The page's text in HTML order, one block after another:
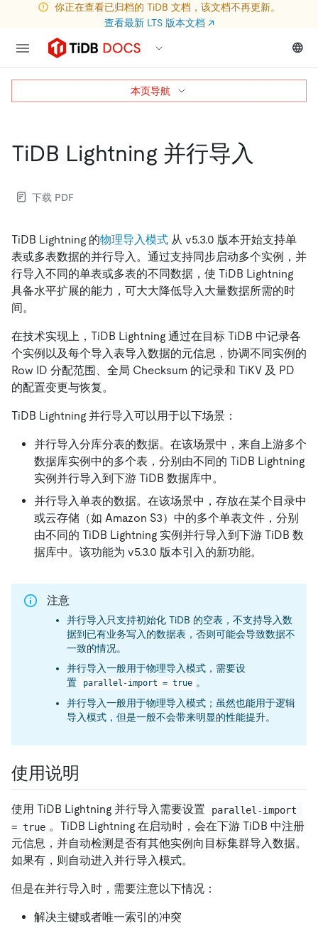
你正在查看已归档的 TiDB 文档，该文档不再更新。
查看最新 LTS 版本文档 ↗
TiDB Lightning 并行导入
下载 PDF
TiDB Lightning 的物理导入模式 从 v5.3.0 版本开始支持单
表或多表数据的并行导入。通过支持同步启动多个实例，并
行导入不同的单表或多表的不同数据，使 TiDB Lightning
具备水平扩展的能力，可大大降低导入大量数据所需的时
间。
在技术实现上，TiDB Lightning 通过在目标 TiDB 中记录各
个实例以及每个导入表导入数据的元信息，协调不同实例的
Row ID 分配范围、全局 Checksum 的记录和 TiKV 及 PD
的配置变更与恢复。
TiDB Lightning 并行导入可以用于以下场景：
并行导入分库分表的数据。在该场景中，来自上游多个
数据库实例中的多个表，分别由不同的 TiDB Lightning
实例并行导入到下游 TiDB 数据库中。
并行导入单表的数据。在该场景中，存放在某个目录中
或云存储（如 Amazon S3）中的多个单表文件，分别
由不同的 TiDB Lightning 实例并行导入到下游 TiDB 数
据库中。该功能为 v5.3.0 版本引入的新功能。
注意
并行导入只支持初始化 TiDB 的空表，不支持导入数
据到已有业务写入的数据表，否则可能会导致数据不
一致的情况。
并行导入一般用于物理导入模式，需要设
置
parallel-import = true 。
并行导入一般用于物理导入模式；虽然也能用于逻辑
导入模式，但是一般不会带来明显的性能提升。
使用说明
使用 TiDB Lightning 并行导入需要设置
parallel-import
= true 。TiDB Lightning 在启动时，会在下游 TiDB 中注册
元信息，并自动检测是否有其他实例向目标集群导入数据。
如果有，则自动进入并行导入模式。
但是在并行导入时，需要注意以下情况：
解决主键或者唯一索引的冲突
本页导航